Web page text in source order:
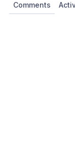
Comments